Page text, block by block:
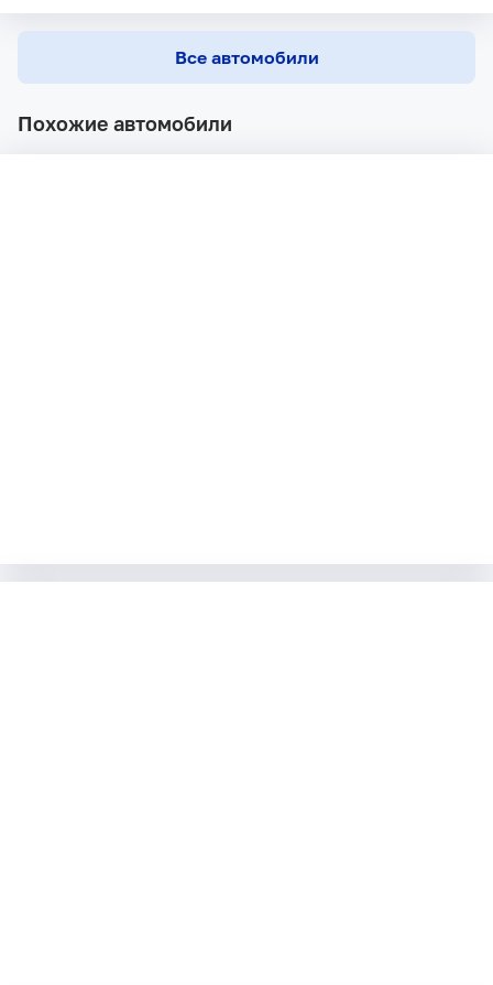
Все автомобили
Похожие автомобили